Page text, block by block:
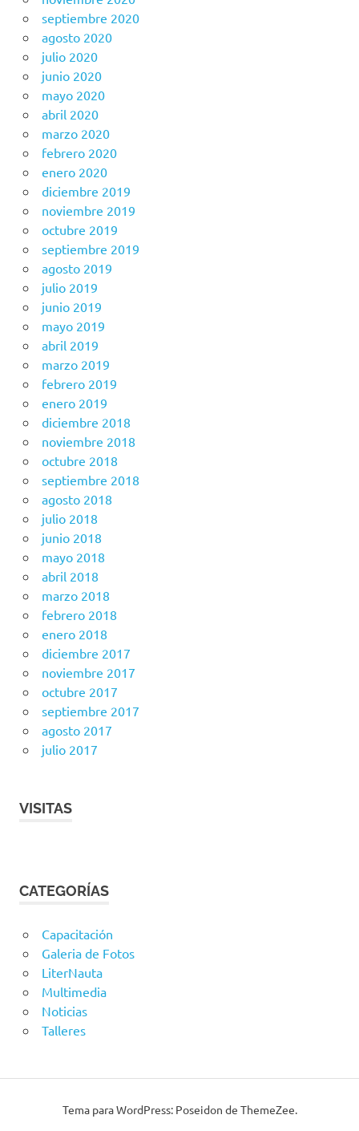
septiembre 2020
agosto 2020
julio 2020
junio 2020
mayo 2020
abril 2020
marzo 2020
febrero 2020
enero 2020
diciembre 2019
noviembre 2019
octubre 2019
septiembre 2019
agosto 2019
julio 2019
junio 2019
mayo 2019
abril 2019
marzo 2019
febrero 2019
enero 2019
diciembre 2018
noviembre 2018
octubre 2018
septiembre 2018
agosto 2018
julio 2018
junio 2018
mayo 2018
abril 2018
marzo 2018
febrero 2018
enero 2018
diciembre 2017
noviembre 2017
octubre 2017
septiembre 2017
agosto 2017
julio 2017
VISITAS
CATEGORÍAS
Capacitación
Galeria de Fotos
LiterNauta
Multimedia
Noticias
Talleres
Tema para WordPress: Poseidon de ThemeZee.